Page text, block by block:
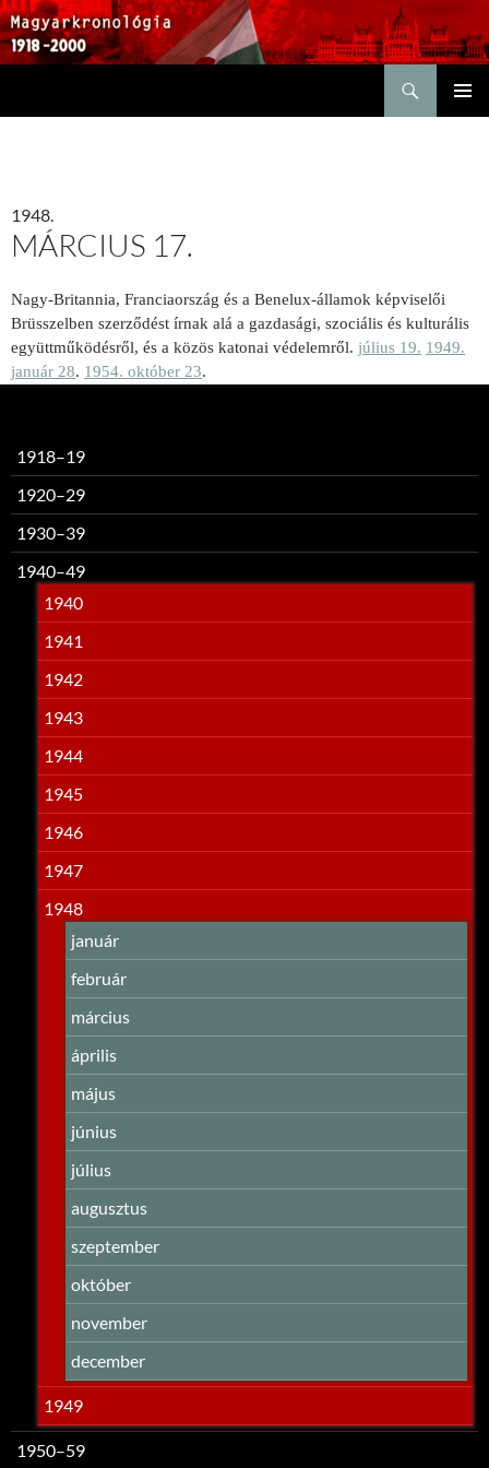
1948.
MÁRCIUS 17.
Nagy-Britannia, Franciaország és a Benelux-államok képviselői
Brüsszelben szerződést írnak alá a gazdasági, szociális és kulturális
együttműködésről, és a közös katonai védelemről. július 19. 1949.
január 28. 1954. október 23.
1918–19
1920–29
1930–39
1940–49
1940
1941
1942
1943
1944
1945
1946
1947
1948
január
február
március
április
május
június
július
augusztus
szeptember
október
november
december
1949
1950–59